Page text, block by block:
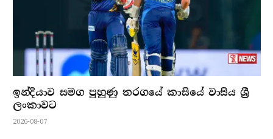
ඉන්දියාව සමග පුහුණු තරගයේ කාසියේ වාසිය ශ්‍රී
ලංකාවට
2026-08-07